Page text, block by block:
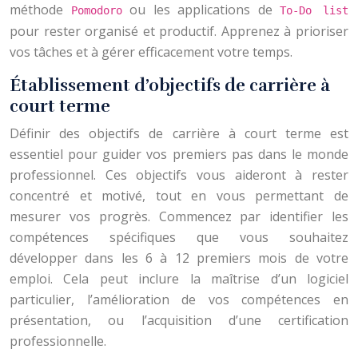
méthode
Pomodoroou les applications deTo-Do list
pour rester organisé et productif. Apprenez à prioriser
vos tâches et à gérer efficacement votre temps.
Établissement d’objectifs de carrière à
court terme
Définir des objectifs de carrière à court terme est
essentiel pour guider vos premiers pas dans le monde
professionnel. Ces objectifs vous aideront à rester
concentré et motivé, tout en vous permettant de
mesurer vos progrès. Commencez par identifier les
compétences spécifiques que vous souhaitez
développer dans les 6 à 12 premiers mois de votre
emploi. Cela peut inclure la maîtrise d’un logiciel
particulier, l’amélioration de vos compétences en
présentation, ou l’acquisition d’une certification
professionnelle.